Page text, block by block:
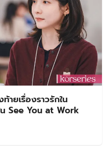
ยเรื่องราวรักใน
See You at Work